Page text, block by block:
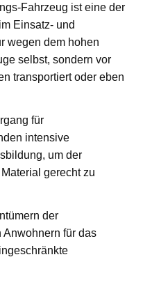
Fahrzeug ist eine der
Einsatz- und
wegen dem hohen
selbst, sondern vor
transportiert oder eben
für
intensive
um der
gerecht zu
der
für das